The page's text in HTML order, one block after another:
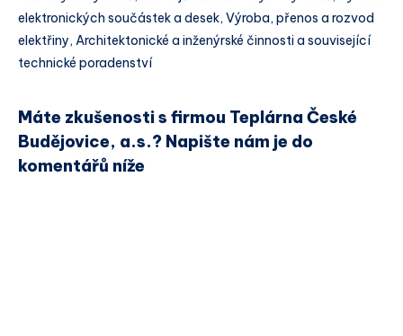
elektronických součástek a desek, Výroba, přenos a rozvod
elektřiny, Architektonické a inženýrské činnosti a související
technické poradenství
Máte zkušenosti s firmou Teplárna České
Budějovice, a.s.? Napište nám je do
komentářů níže